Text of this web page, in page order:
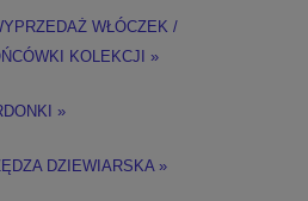
WŁÓCZEK /
KOLEKCJI »
»
DZIEWIARSKA »